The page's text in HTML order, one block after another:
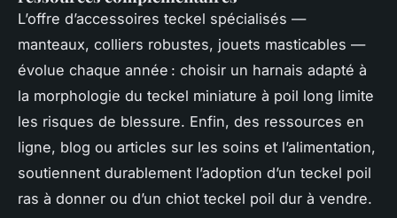
L’offre d’accessoires teckel spécialisés —
manteaux, colliers robustes, jouets masticables —
évolue chaque année : choisir un harnais adapté à
la morphologie du teckel miniature à poil long limite
les risques de blessure. Enfin, des ressources en
ligne, blog ou articles sur les soins et l’alimentation,
soutiennent durablement l’adoption d’un teckel poil
ras à donner ou d’un chiot teckel poil dur à vendre.